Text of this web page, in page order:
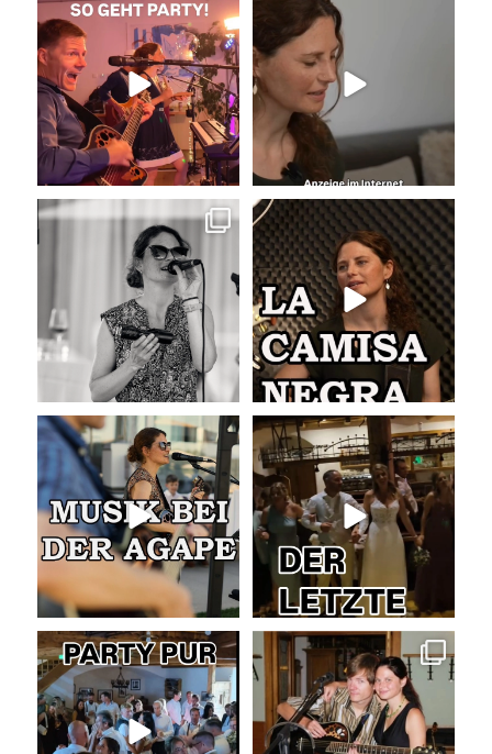
So geht Party!
Was für eine tolle...
29 0
Unser Kennenlernen vor 15
Jahren
Vor 15
32
Sommer, Sonne, Gefühle bei der
Agape!
...
41 0
La Camisa Negra
Wir lieben...
48 0
Musik bei der Agape
Was passiert...
52 4
Abschlusslied der Hochzeit
Was für ein...
53 0
Party pur mit mit den besten Hits
für Jung und Alt...
55 0
Die Liebe zur Musik bleibt!
Als wir...
160 26